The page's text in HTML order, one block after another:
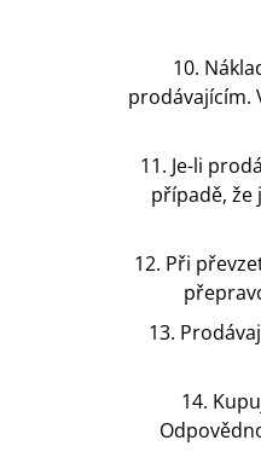
10.
prodávajícím.
11. Je-li
případě, že
12. Při
13.
14.